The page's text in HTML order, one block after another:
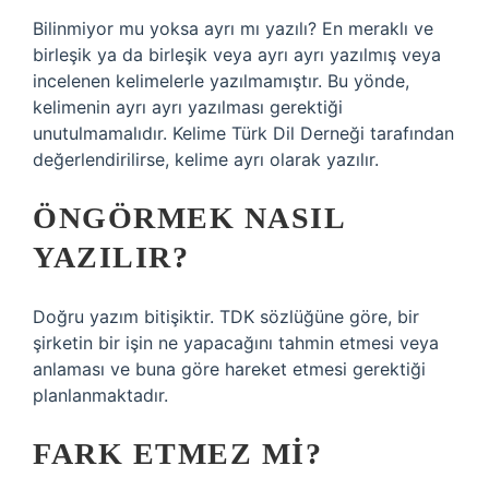
Bilinmiyor mu yoksa ayrı mı yazılı? En meraklı ve
birleşik ya da birleşik veya ayrı ayrı yazılmış veya
incelenen kelimelerle yazılmamıştır. Bu yönde,
kelimenin ayrı ayrı yazılması gerektiği
unutulmamalıdır. Kelime Türk Dil Derneği tarafından
değerlendirilirse, kelime ayrı olarak yazılır.
ÖNGÖRMEK NASIL
YAZILIR?
Doğru yazım bitişiktir. TDK sözlüğüne göre, bir
şirketin bir işin ne yapacağını tahmin etmesi veya
anlaması ve buna göre hareket etmesi gerektiği
planlanmaktadır.
FARK ETMEZ MI?